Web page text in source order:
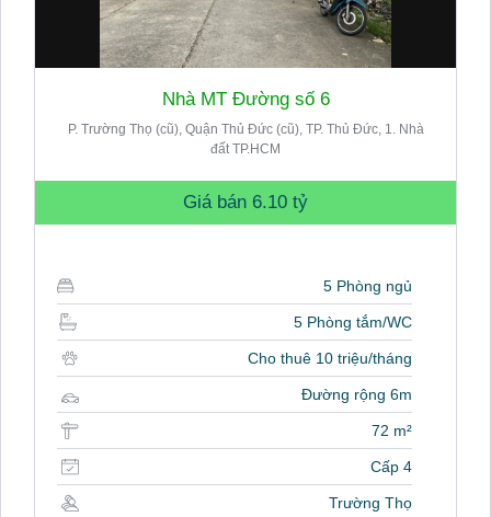
Nhà MT Đường số 6
P. Trường Thọ (cũ), Quận Thủ Đức (cũ), TP. Thủ Đức, 1. Nhà
đất TP.HCM
Giá bán 6.10 tỷ
5 Phòng ngủ
5 Phòng tắm/WC
Cho thuê 10 triệu/tháng
Đường rộng 6m
72 m²
Cấp 4
Trường Thọ